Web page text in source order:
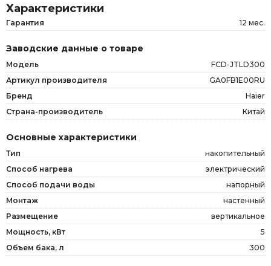
Характеристики
Гарантия 12 мес.
Заводские данные о товаре
Модель
FCD-JTLD300
Артикул производителя
GA0FB1E00RU
Бренд
Haier
Страна-производитель
Китай
Основные характеристики
Тип
накопительный
Способ нагрева
электрический
Способ подачи воды
напорный
Монтаж
настенный
Размещение
вертикальное
Мощность, кВт
5
Объем бака, л
300